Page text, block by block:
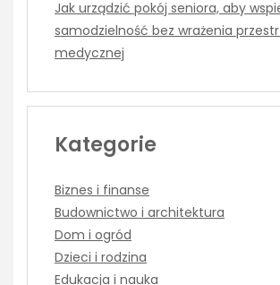
Jak urządzić pokój seniora, aby
samodzielność bez wrażenia
medycznej
Kategorie
Biznes i finanse
Budownictwo i architektura
Dom i ogród
Dzieci i rodzina
Edukacja i nauka